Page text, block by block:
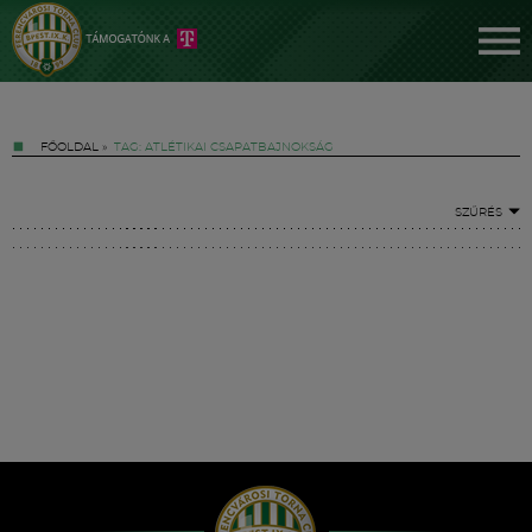
FŐOLDAL » TAG: ATLÉTIKAI CSAPATBAJNOKSÁG
SZŰRÉS
Hírek